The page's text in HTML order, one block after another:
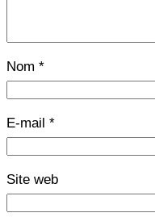
Nom *
E-mail *
Site web